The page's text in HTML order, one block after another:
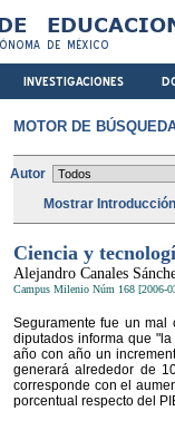
MOTOR DE
Autor
Mostrar
Ciencia y
Alejandro Canales
Campus Milenio Núm 168 [2006-
Seguramente fue un
diputados informa que
año con año un
generará alrededor de
corresponde con el
porcentual respecto del